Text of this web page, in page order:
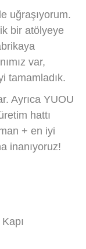
uğraşıyorum.
bir atölyeye
var,
tamamladık.
Ayrıca YUOU
hattı
+ en iyi
inanıyoruz!